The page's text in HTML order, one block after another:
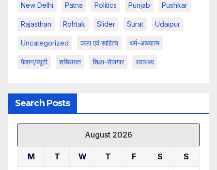
New Delhi Patna Politics Punjab Pushkar
Rajasthan Rohtak Slider Surat Udaipur
Uncategorized कला एवं साहित्य धर्म-आध्यात्म
फैशन/ब्यूटी शख्सियत शिक्षा-रोजगार स्वास्थ्य
Search Posts
August 2026
M T W T F S S